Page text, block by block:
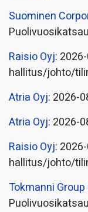
Suominen
Raisio Oyj:
hallitus/johto/
Atria Oyj: 2026-
Atria Oyj: 2026-
Raisio Oyj:
hallitus/johto/
Tokmanni Group